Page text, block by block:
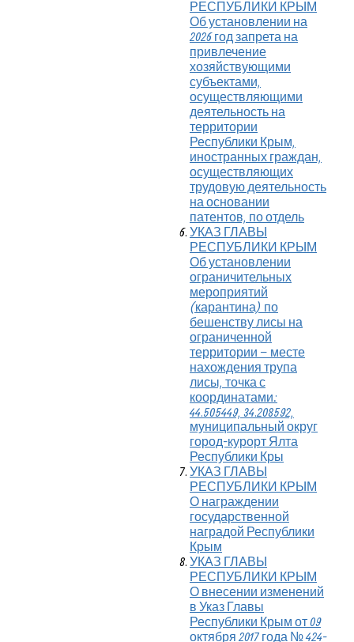
РЕСПУБЛИКИ КРЫМ
Об установлении на
2026 год запрета на
привлечение
хозяйствующими
субъектами,
осуществляющими
деятельность на
территории
Республики Крым,
иностранных граждан,
осуществляющих
трудовую деятельность
на основании
патентов, по отдель
УКАЗ ГЛАВЫ
РЕСПУБЛИКИ КРЫМ
Об установлении
ограничительных
мероприятий
(карантина) по
бешенству лисы на
ограниченной
территории – месте
нахождения трупа
лисы, точка с
координатами:
44.505449, 34.208592,
муниципальный округ
город-курорт Ялта
Республики Кры
УКАЗ ГЛАВЫ
РЕСПУБЛИКИ КРЫМ
О награждении
государственной
наградой Республики
Крым
УКАЗ ГЛАВЫ
РЕСПУБЛИКИ КРЫМ
О внесении изменений
в Указ Главы
Республики Крым от 09
октября 2017 года № 424-